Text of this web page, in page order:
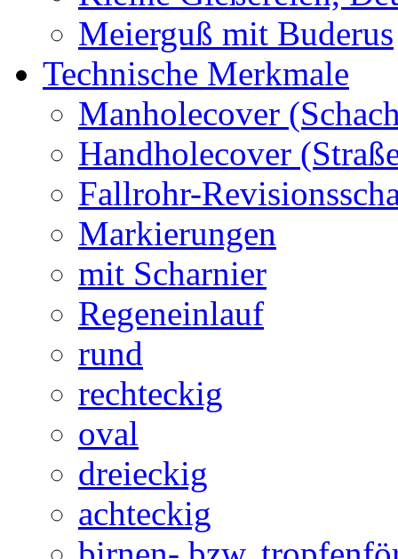
Meierguß mit Buderus
Technische Merkmale
Manholecover
Handholecover
Fallrohr-
Markierungen
mit Scharnier
Regeneinlauf
rund
rechteckig
oval
dreieckig
achteckig